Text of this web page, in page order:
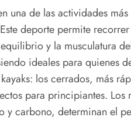
una de las actividades
deporte permite
y la musculatura
ideales para quienes
los cerrados, más
para principiantes.
carbono, determinan el